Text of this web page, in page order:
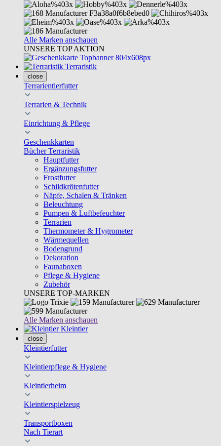
Alle Marken anschauen
UNSERE TOP AKTION
Terraristik
close
Terrarientierfutter
Terrarien & Technik
Einrichtung & Pflege
Geschenkkarten
Bücher Terraristik
Hauptfutter
Ergänzungsfutter
Frostfutter
Schildkrötenfutter
Näpfe, Schalen & Tränken
Beleuchtung
Pumpen & Luftbefeuchter
Terrarien
Thermometer & Hygrometer
Wärmequellen
Bodengrund
Dekoration
Faunaboxen
Pflege & Hygiene
Zubehör
UNSERE TOP-MARKEN
Alle Marken anschauen
Kleintier
close
Kleintierfutter
Kleintierpflege & Hygiene
Kleintierheim
Kleintierspielzeug
Transportboxen
Nach Tierart